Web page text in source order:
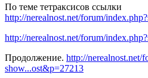
По теме тетраксисов ссылки
http://nerealnost.net/forum/
http://nerealnost.net/forum/
Продолжение. http://nerealnost.net/
show...ost&p=27213